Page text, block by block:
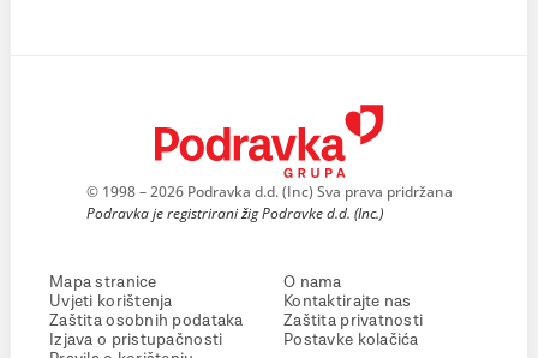
© 1998 – 2026 Podravka d.d. (Inc) Sva prava pridržana
Podravka je registrirani žig Podravke d.d. (Inc.)
Mapa stranice
Uvjeti korištenja
Zaštita osobnih podataka
Izjava o pristupačnosti
O nama
Kontaktirajte nas
Zaštita privatnosti
Postavke kolačića